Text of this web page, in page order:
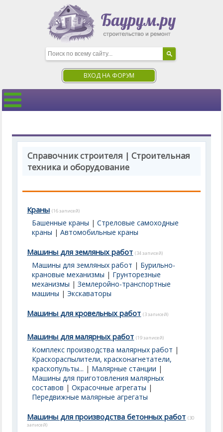
ВХОД НА ФОРУМ
Справочник строителя | Строительная
техника и оборудование
Краны (16 записей)
Башенные краны |Стреловые самоходные
краны |Автомобильные краны
Машины для земляных работ (34 записей)
Машины для земляных работ | Бурильно-
крановые механизмы | Грунторезные
механизмы |Землеройно-транспортные
машины |Экскаваторы
Машины для кровельных работ (3 записей)
Машины для малярных работ (19 записей)
Комплекс производства малярных работ |
Краскораспылители, красконагнетатели,
краскопульты... | Малярные станции |
Машины для приготовления малярных
составов |Окрасочные агрегаты |
Передвижные малярные агрегаты
Машины для производства бетонных работ (30
записей)